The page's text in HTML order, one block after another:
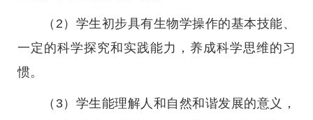
（2）学生初步具有生物学操作的基本技能、
一定的科学探究和实践能力，养成科学思维的习
惯。
（3）学生能理解人和自然和谐发展的意义，